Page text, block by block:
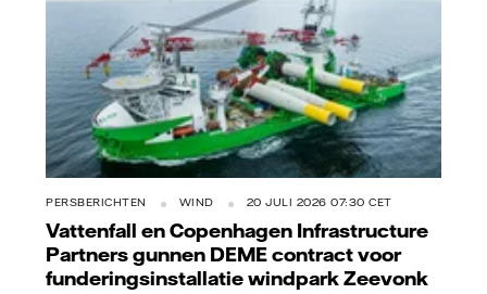
PERSBERICHTEN WIND 20 JULI 2026 07:30 CET
Vattenfall en Copenhagen Infrastructure
Partners gunnen DEME contract voor
funderingsinstallatie windpark Zeevonk